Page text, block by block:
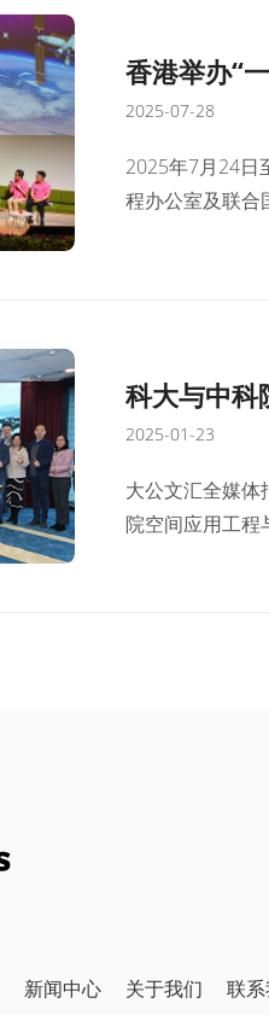
香港举办“
本地科研融
2025-07-28
2025年7月24日
程办公室及联合
科大与中
创新领域战
2025-01-23
大公文汇全媒体
院空间应用工程
新闻中心 关于我们 联